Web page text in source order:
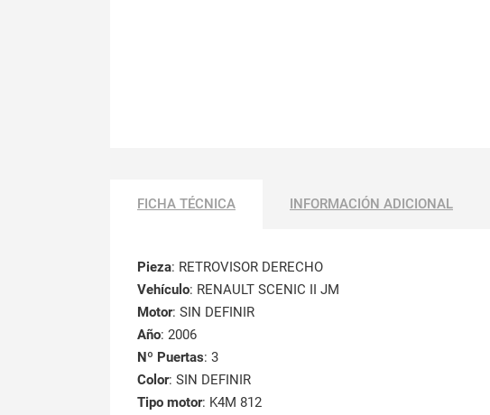
FICHA TÉCNICA INFORMACIÓN ADICIONAL
Pieza: RETROVISOR DERECHO
Vehículo: RENAULT SCENIC II JM
Motor: SIN DEFINIR
Año: 2006
Nº Puertas: 3
Color: SIN DEFINIR
Tipo motor: K4M 812